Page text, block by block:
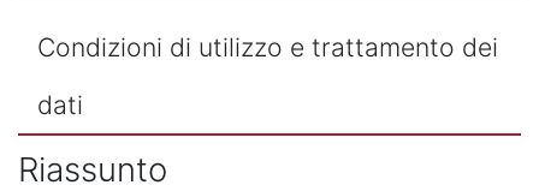
Condizioni di utilizzo e trattamento dei
dati
Riassunto